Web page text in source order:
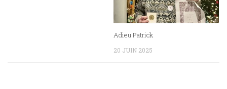
Adieu Patrick
20 JUIN 2025